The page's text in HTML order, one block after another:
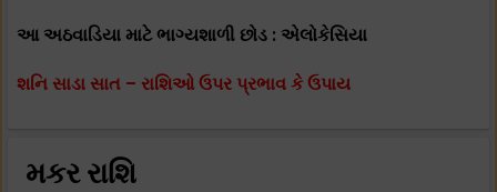
આ અઠવાડિયા માટે ભાગ્યશાળી છોડ : એલોકેસિયા
શનિ સાડા સાત – રાશિઓ ઉપર પ્રભાવ કે ઉપાય
મકર રાશિ